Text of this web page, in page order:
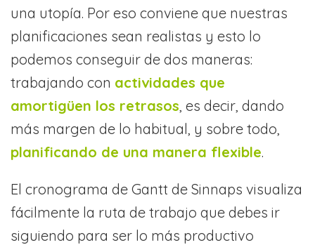
una utopía. Por eso conviene que nuestras
planificaciones sean realistas y esto lo
podemos conseguir de dos maneras:
trabajando con actividades que
amortigüen los retrasos , es decir, dando
más margen de lo habitual, y sobre todo,
planificando de una manera flexible.
El cronograma de Gantt de Sinnaps visualiza
fácilmente la ruta de trabajo que debes ir
siguiendo para ser lo más productivo